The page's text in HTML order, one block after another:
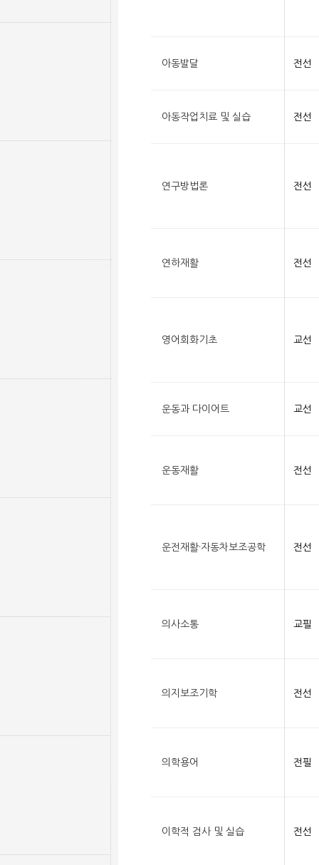
아동발달 전선
아동작업치료 및 실습 전선
연구방법론 전선
연하재활 전선
영어회화기초 교선
운동과 다이어트 교선
운동재활 전선
운전재활·자동차보조공학 전선
의사소통 교필
의지보조기학 전선
의학용어 전필
이학적 검사 및 실습 전선